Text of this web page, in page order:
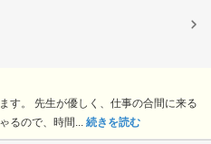
す。 先生が優しく、仕事の合間に来る
るので、時間... 続きを読む